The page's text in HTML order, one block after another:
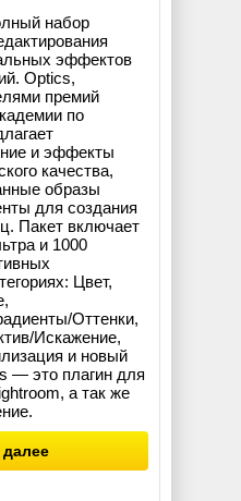
набор
эффектов
Optics,
премий
по
и эффекты
качества,
образы
для создания
Пакет включает
и 1000
Цвет,
Оттенки,
Искажение,
и новый
— это плагин для
а так же
далее